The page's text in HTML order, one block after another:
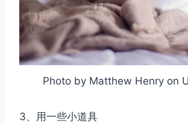
Photo by Matthew Henry on
3、用一些小道具